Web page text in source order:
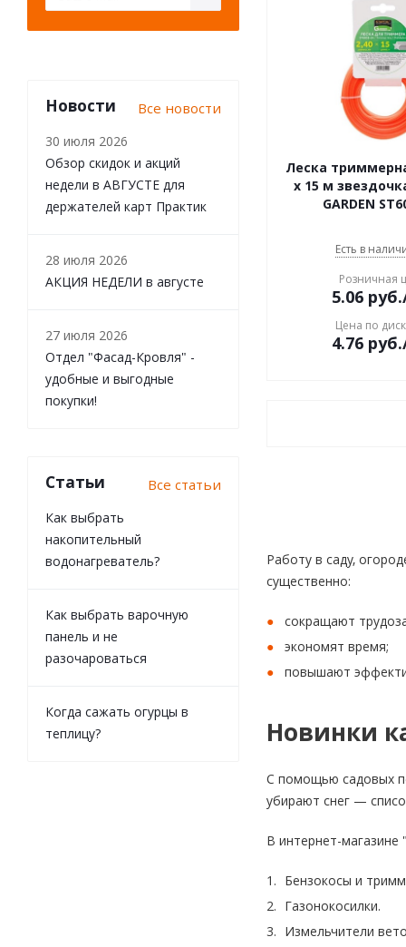
Леска
x 15 м
GARDEN
Есть в
Розничная
5.06 руб.
Цена по
4.76 руб.
Работу в саду,
существенно:
сокращают
экономят время;
повышают
Новинки
С помощью садовых
убирают снег —
В интернет-магазине
Бензокосы и
Газонокосилки.
Измельчители
Новости Все новости
30 июля 2026
Обзор скидок и акций
недели в АВГУСТЕ для
держателей карт Практик
28 июля 2026
АКЦИЯ НЕДЕЛИ в августе
27 июля 2026
Отдел "Фасад-Кровля" -
удобные и выгодные
покупки!
Статьи Все статьи
Как выбрать
накопительный
водонагреватель?
Как выбрать варочную
панель и не
разочароваться
Когда сажать огурцы в
теплицу?